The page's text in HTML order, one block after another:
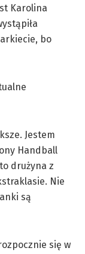
Karolina
bo
Jestem
Handball
drużyna z
Nie
są
się w